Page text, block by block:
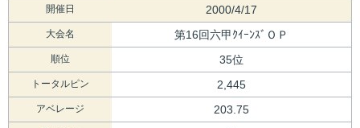
開催日 2000/4/17
大会名 第16回六甲ｸｲｰﾝｽﾞＯＰ
順位 35位
トータルピン 2,445
アベレージ 203.75